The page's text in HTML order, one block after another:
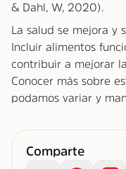
& Dahl, W, 2020).
La salud se mejora y
Incluir alimentos
contribuir a mejorar
Conocer más sobre
podamos variar y
Comparte